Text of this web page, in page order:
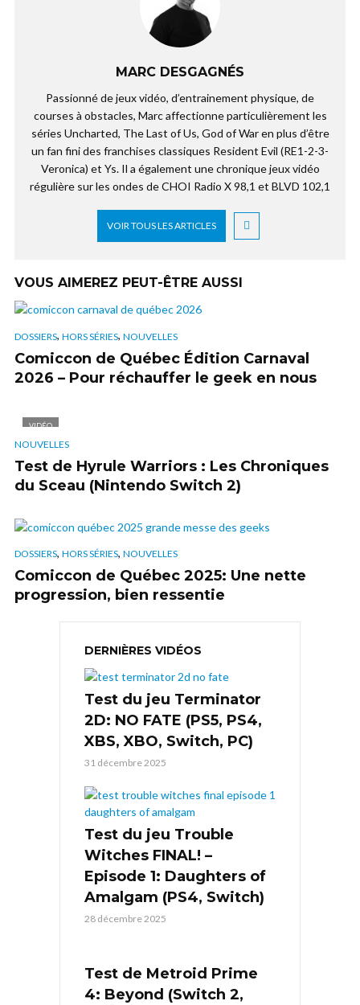
MARC DESGAGNÉS
Passionné de jeux vidéo, d’entrainement physique, de
courses à obstacles, Marc affectionne particulièrement les
séries Uncharted, The Last of Us, God of War en plus d’être
un fan fini des franchises classiques Resident Evil (RE1-2-3-
Veronica) et Ys. Il a également une chronique jeux vidéo
régulière sur les ondes de CHOI Radio X 98,1 et BLVD 102,1
VOIR TOUS LES ARTICLES
VOUS AIMEREZ PEUT-ÊTRE AUSSI
DOSSIERS, HORS SÉRIES, NOUVELLES
Comiccon de Québec Édition Carnaval
2026 – Pour réchauffer le geek en nous
VIDÉO
NOUVELLES
Test de Hyrule Warriors : Les Chroniques
du Sceau (Nintendo Switch 2)
DOSSIERS, HORS SÉRIES, NOUVELLES
Comiccon de Québec 2025: Une nette
progression, bien ressentie
DERNIÈRES VIDÉOS
Test du jeu Terminator
2D: NO FATE (PS5, PS4,
XBS, XBO, Switch, PC)
31 décembre 2025
Test du jeu Trouble
Witches FINAL! –
Episode 1: Daughters of
Amalgam (PS4, Switch)
28 décembre 2025
Test de Metroid Prime
4: Beyond (Switch 2,